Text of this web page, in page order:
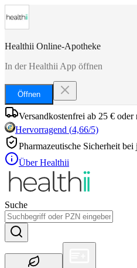
Healthii Online-Apotheke
In der Healthii App öffnen
Öffnen
Versandkostenfrei ab 25 € oder
Hervorragend (4,66/5)
Pharmazeutische Sicherheit
Über Healthii
Suche